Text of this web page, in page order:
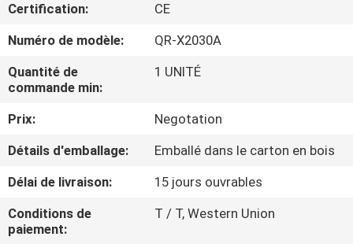
VISITE
DE
L'USINE
CONTRÔLE
QUALITÉ
CONTACTEZ-
NOUS
Certification:
CE
Numéro de modèle:
QR-X2030A
Quantité de
commande min:
1 UNITÉ
Prix:
Negotation
Détails d'emballage:
Emballé dans le carton en bois
Délai de livraison:
15 jours ouvrables
Conditions de
paiement:
T / T, Western Union